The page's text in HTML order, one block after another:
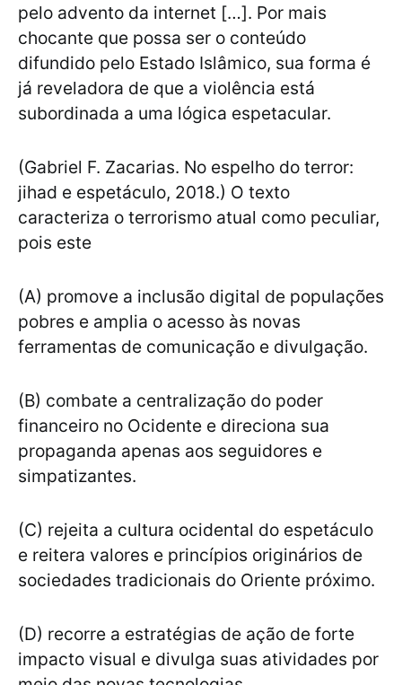
pelo advento da internet […]. Por mais
chocante que possa ser o conteúdo
difundido pelo Estado Islâmico, sua forma é
já reveladora de que a violência está
subordinada a uma lógica espetacular.
(Gabriel F. Zacarias. No espelho do terror:
jihad e espetáculo, 2018.) O texto
caracteriza o terrorismo atual como peculiar,
pois este
(A) promove a inclusão digital de populações
pobres e amplia o acesso às novas
ferramentas de comunicação e divulgação.
(B) combate a centralização do poder
financeiro no Ocidente e direciona sua
propaganda apenas aos seguidores e
simpatizantes.
(C) rejeita a cultura ocidental do espetáculo
e reitera valores e princípios originários de
sociedades tradicionais do Oriente próximo.
(D) recorre a estratégias de ação de forte
impacto visual e divulga suas atividades por